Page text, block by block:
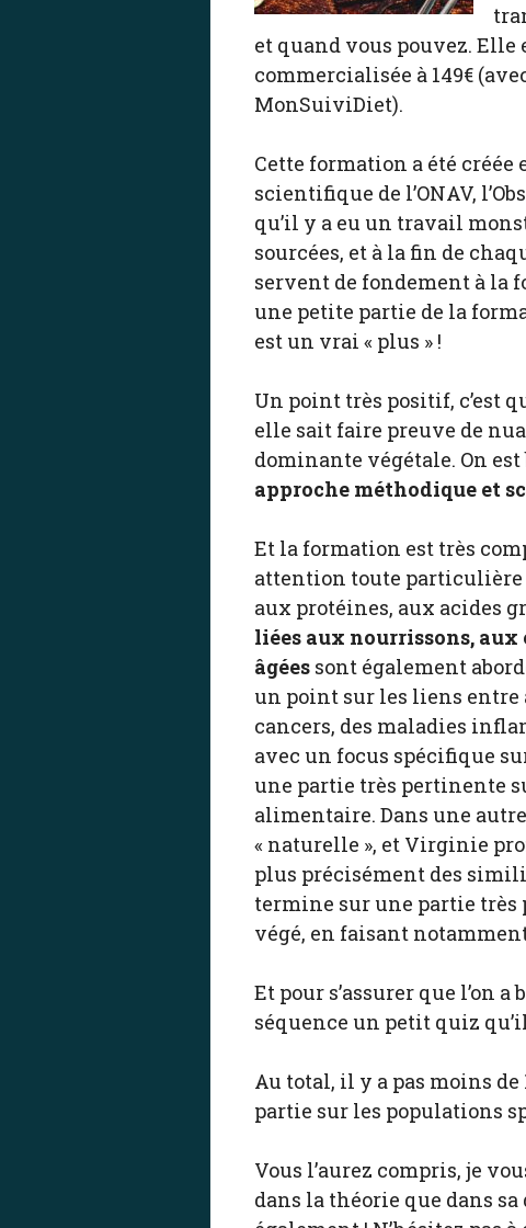
et quand vous pouvez. Elle
commercialisée à 149€
MonSuiviDiet).
Cette formation a été créée
scientifique de l’ONAV,
qu’il y a eu un travail
sourcées, et à la fin de
servent de fondement à la
une petite partie de la
est un vrai « plus » !
Un point très positif, c’est
elle sait faire preuve de
dominante végétale. On
approche méthodique et
Et la formation est très
attention toute particulière
aux protéines, aux acides
liées aux nourrissons,
âgées sont également
un point sur les liens
cancers, des maladies
avec un focus spécifique
une partie très pertinente
alimentaire. Dans une
« naturelle », et Virginie
plus précisément des
termine sur une partie très
végé, en faisant
Et pour s’assurer que l’on
séquence un petit quiz
Au total, il y a pas moins
partie sur les populations
Vous l’aurez compris, je
dans la théorie que dans